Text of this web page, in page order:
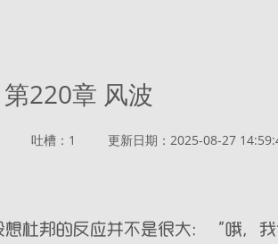
第220章 风波
吐槽：1 更新日期：2025-08-27